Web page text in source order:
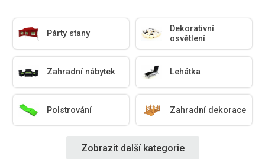
Párty stany
Dekorativní
osvětlení
Zahradní nábytek Lehátka
Polstrování Zahradní dekorace
Zobrazit další kategorie